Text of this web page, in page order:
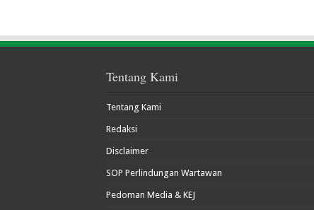
Tentang Kami
Tentang Kami
Redaksi
Disclaimer
SOP Perlindungan Wartawan
Pedoman Media & KEJ